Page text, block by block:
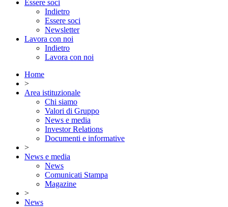
Essere soci
Indietro
Essere soci
Newsletter
Lavora con noi
Indietro
Lavora con noi
Home
>
Area istituzionale
Chi siamo
Valori di Gruppo
News e media
Investor Relations
Documenti e informative
>
News e media
News
Comunicati Stampa
Magazine
>
News